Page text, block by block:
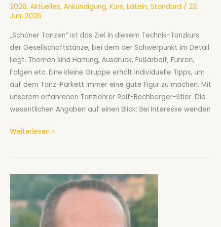
2026, Aktuelles, Ankündigung, Kurs, Latein, Standard / 23.
Juni 2026
„Schöner Tanzen“ ist das Ziel in diesem Technik-Tanzkurs
der Gesellschaftstänze, bei dem der Schwerpunkt im Detail
liegt. Themen sind Haltung, Ausdruck, Fußarbeit, Führen,
Folgen etc. Eine kleine Gruppe erhält individuelle Tipps, um
auf dem Tanz-Parkett immer eine gute Figur zu machen. Mit
unserem erfahrenen Tanzlehrer Rolf-Bechberger-Stier. Die
wesentlichen Angaben auf einen Blick: Bei Interesse wenden
Gesellschaftstanzkurs
für
September
2026
Weiterlesen »